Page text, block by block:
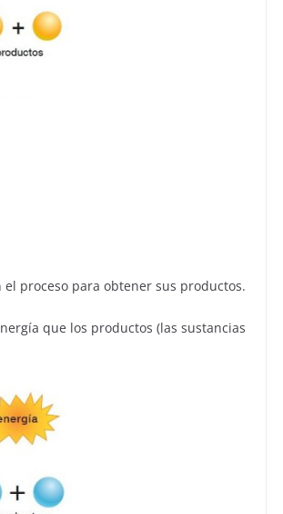
proceso para obtener sus productos.
que los productos (las sustancias